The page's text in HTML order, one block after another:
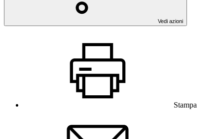
Vedi azioni
Stampa